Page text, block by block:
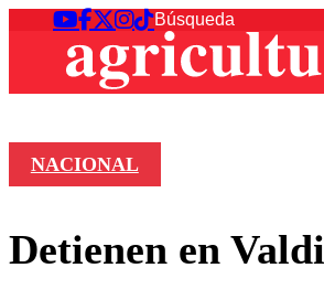
NACIONAL
Detienen en